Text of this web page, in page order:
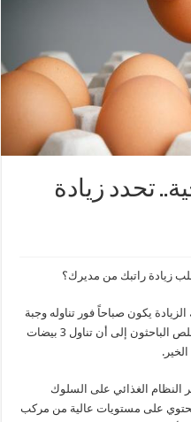
تحدد زيادة
زيادة راتبك من مديرك؟
يكون صباحاً فور تناوله وجبة
الفطور التي تتضمن البيض عادة، حيث خلص الباحثون إلى أن تناول 3 بيضات
النظام الغذائي على السلوك
على مستويات عالية من مركب